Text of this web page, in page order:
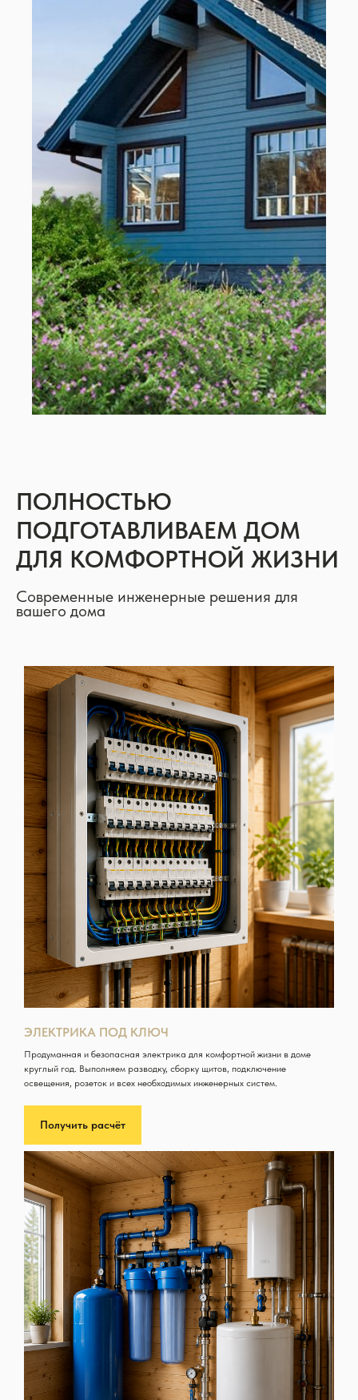
ПОЛНОСТЬЮ
ПОДГОТАВЛИВАЕМ ДОМ
ДЛЯ КОМФОРТНОЙ ЖИЗНИ
Современные инженерные решения для
вашего дома
ЭЛЕКТРИКА ПОД КЛЮЧ
Продуманная и безопасная электрика для комфортной жизни в доме
круглый год. Выполняем разводку, сборку щитов, подключение
освещения, розеток и всех необходимых инженерных систем.
Получить расчёт